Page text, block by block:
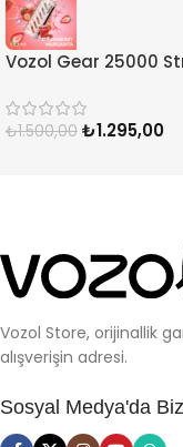
Vozol Gear 25000
₺1.500,00 ₺1.295,00
Vozol Store, orijinallik
alışverişin adresi.
Sosyal Medya'da Biz